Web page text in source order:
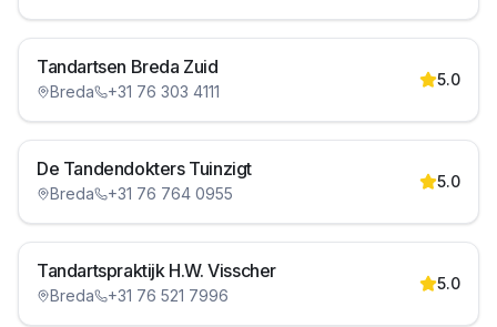
Tandartsen Breda Zuid
Breda +31 76 303 4111
5.0
De Tandendokters Tuinzigt
Breda +31 76 764 0955
5.0
Tandartspraktijk H.W. Visscher
Breda +31 76 521 7996
5.0